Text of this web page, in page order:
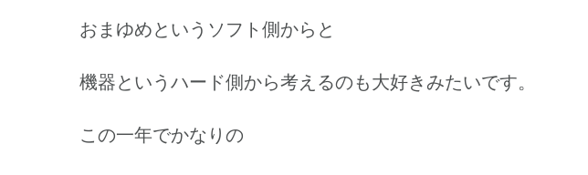
おまゆめというソフト側からと
機器というハード側から考えるのも大好きみたいです。
この一年でかなりの